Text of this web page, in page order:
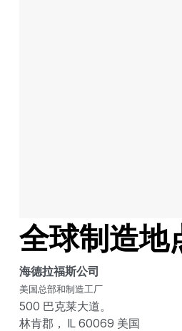
全球制造地
海德拉福斯公司
美国总部和制造工厂
500 巴克莱大道。
林肯郡， IL 60069 美国